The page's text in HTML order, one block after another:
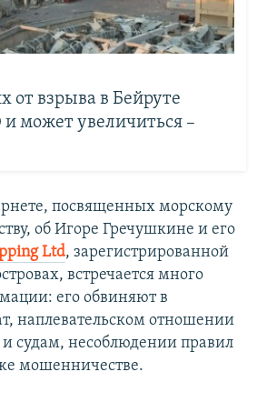
от взрыва в Бейруте
и может увеличиться –
посвященных морскому
об Игоре Гречушкине и его
Ltd, зарегистрированной
встречается много
его обвиняют в
наплевательском отношении
судам, несоблюдении правил
мошенничестве.